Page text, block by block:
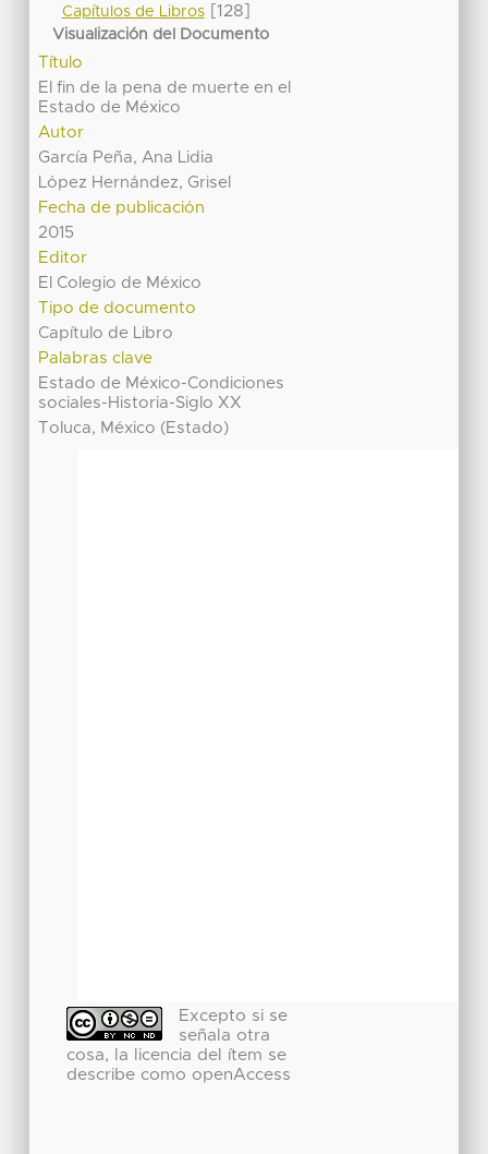
Capítulos de Libros[128]
Visualización del Documento
Título
El fin de la pena de muerte en el
Estado de México
Autor
García Peña, Ana Lidia
López Hernández, Grisel
Fecha de publicación
2015
Editor
El Colegio de México
Tipo de documento
Capítulo de Libro
Palabras clave
Estado de México-Condiciones
sociales-Historia-Siglo XX
Toluca, México (Estado)
Excepto si se
señala otra
cosa, la licencia del ítem se
describe como openAccess